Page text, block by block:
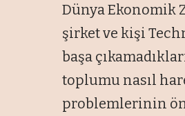
Dünya Ekonomik
şirket ve kişi
başa
toplumu nasıl
problemlerinin